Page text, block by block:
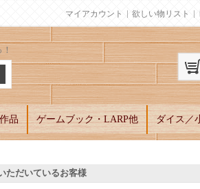
マイアカウント 欲しい物リスト
品 ゲームブック・LARP他 ダイス／
ただいているお客様